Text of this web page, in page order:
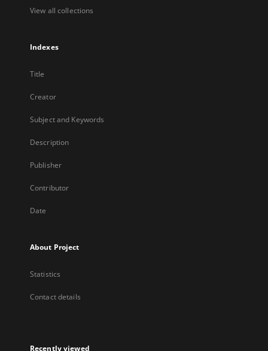
View all collections
Indexes
Title
Creator
Subject and Keywords
Description
Publisher
Contributor
Date
About Project
Statistics
Contact details
Recently viewed